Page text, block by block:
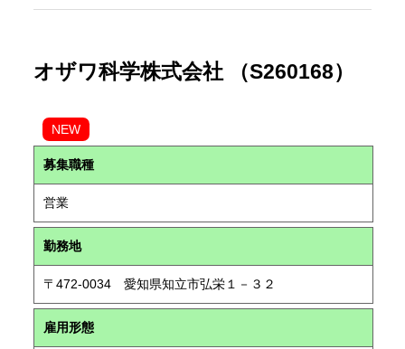
オザワ科学株式会社 （S260168）
NEW
募集職種
営業
勤務地
〒472-0034 愛知県知立市弘栄１－３２
雇用形態